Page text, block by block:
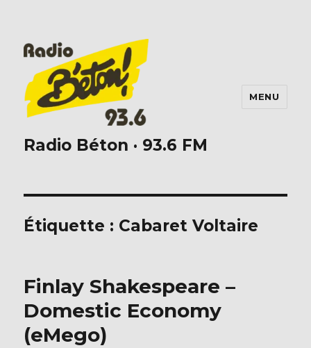
Radio Béton · 93.6 FM
MENU
Étiquette : Cabaret Voltaire
Finlay Shakespeare –
Domestic Economy
(eMego)